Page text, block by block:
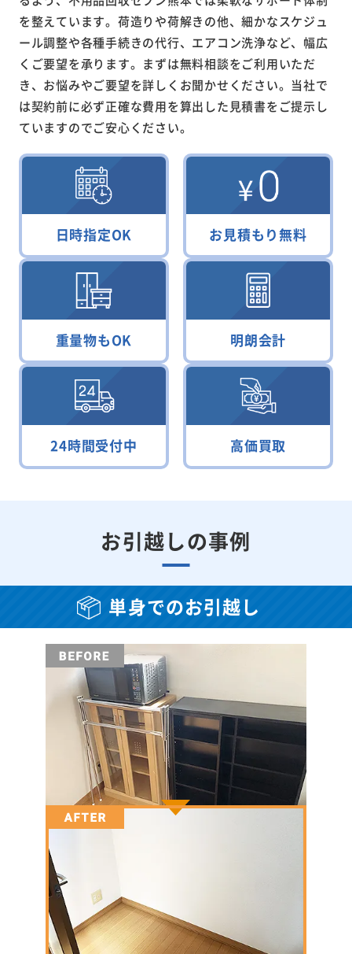
を整えています。荷造りや荷解きの他、細かなスケジュ
ール調整や各種手続きの代行、エアコン洗浄など、幅広
くご要望を承ります。まずは無料相談をご利用いただ
き、お悩みやご要望を詳しくお聞かせください。当社で
は契約前に必ず正確な費用を算出した見積書をご提示し
ていますのでご安心ください。
日時指定OK お見積もり無料
重量物もOK 明朗会計
24時間受付中 高価買取
お引越しの事例
単身でのお引越し